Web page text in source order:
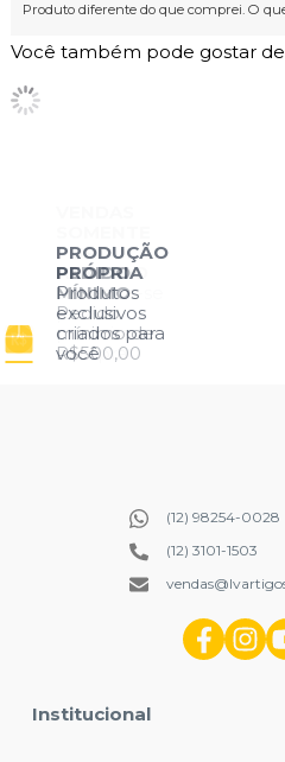
Produto diferente do que comprei. O
Você também pode gostar de
POR
ATACADO
Cadastre-se
para
primeira
compra
PEDIDO
MÍNIMO
Pedido
mínimo de
R$500,00
PRODUÇÃO
PRÓPRIA
Produtos
exclusivos
criados para
você
Institucional
(12) 98254-0028
(12) 3101-1503